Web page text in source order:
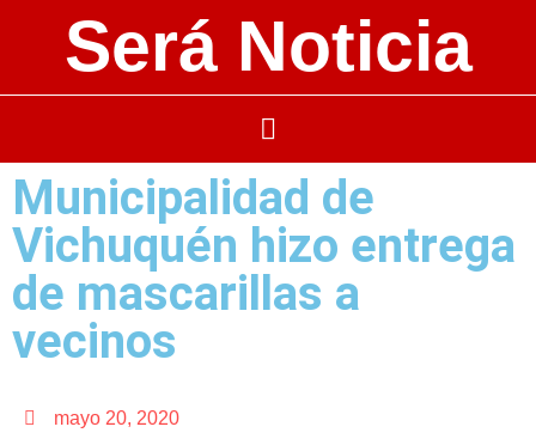
Será Noticia
Municipalidad de
Vichuquén hizo entrega
de mascarillas a
vecinos
mayo 20, 2020